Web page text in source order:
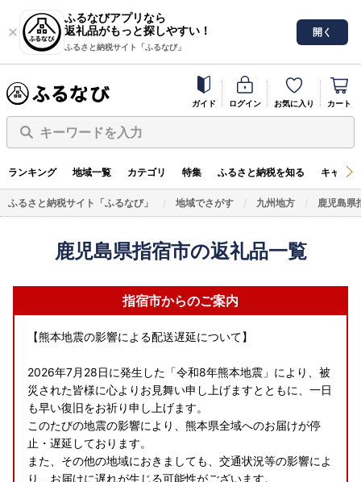
ふるなびアプリなら
返礼品がもっと探しやすい！
ふるさと納税サイト「ふるなび」
開く
ガイド ログイン お気に入り カート
キーワードを入力
ランキング 地域一覧 カテゴリ 特集 ふるさと納税を知る キャン
ふるさと納税サイト「ふるなび」 地域でさがす 九州地方 鹿児島県
鹿児島県指宿市の返礼品一覧
指宿市からのご案内
【熊本地震の影響による配送遅延について】
2026年7月28日に発生した「令和8年熊本地震」により、被
災された皆様に心よりお見舞い申し上げますとともに、一日
も早い復旧をお祈り申し上げます。
このたびの地震の影響により、熊本県全域へのお届けが停
止・遅延しております。
また、その他の地域におきましても、交通状況等の影響によ
り、お届けに遅れが生じる可能性がございます。